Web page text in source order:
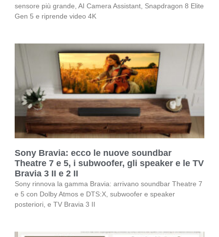
sensore più grande, AI Camera Assistant, Snapdragon 8 Elite
Gen 5 e riprende video 4K
Sony Bravia: ecco le nuove soundbar
Theatre 7 e 5, i subwoofer, gli speaker e le TV
Bravia 3 II e 2 II
Sony rinnova la gamma Bravia: arrivano soundbar Theatre 7
e 5 con Dolby Atmos e DTS:X, subwoofer e speaker
posteriori, e TV Bravia 3 II